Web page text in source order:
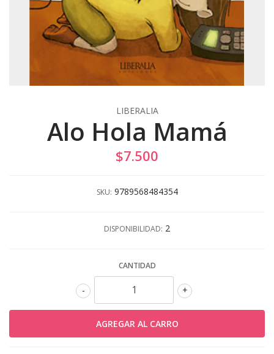
LIBERALIA
Alo Hola Mamá
$7.500
SKU: 9789568484354
DISPONIBILIDAD: 2
CANTIDAD
+
-